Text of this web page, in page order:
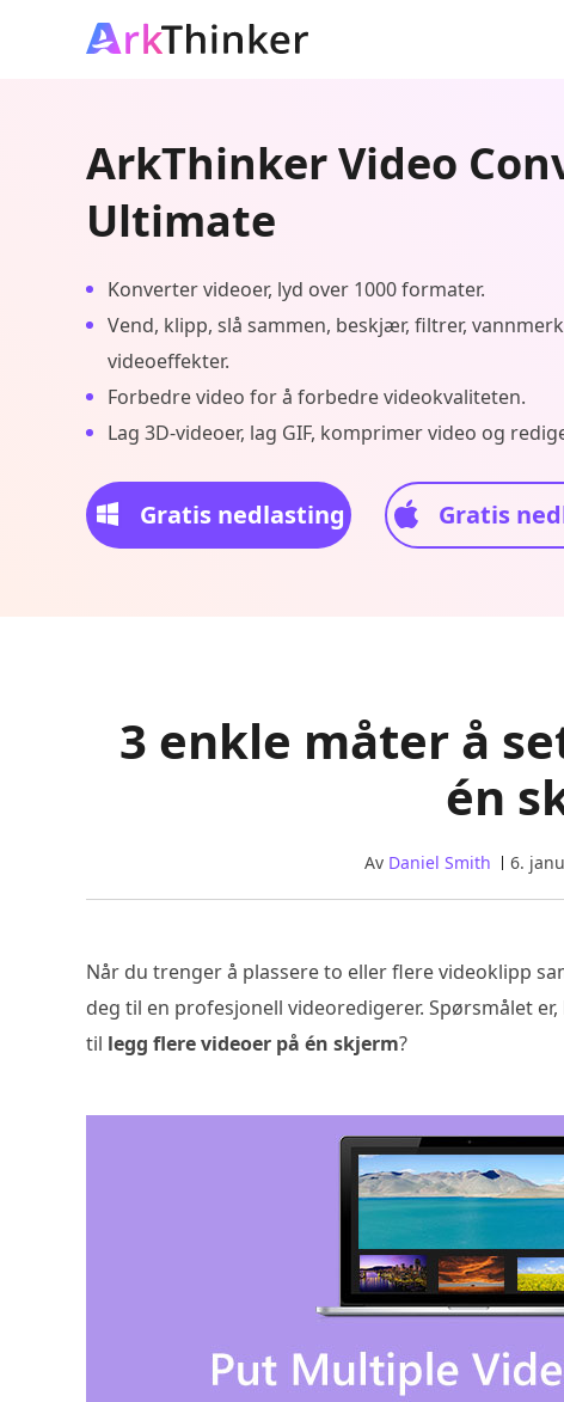
ArkThinker Video
Ultimate
Konverter videoer, lyd over 1000 formater.
Vend, klipp, slå sammen, beskjær, filtrer,
videoeffekter.
Forbedre video for å forbedre videokvaliteten.
Lag 3D-videoer, lag GIF, komprimer video og
Gratis nedlasting Gratis
3 enkle måter å
én
Av Daniel Smith 6.
Når du trenger å plassere to eller flere videoklipp
deg til en profesjonell videoredigerer. Spørsmålet
til legg flere videoer på én skjerm?